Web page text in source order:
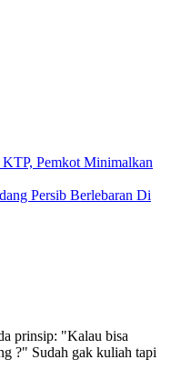
Pemkot Minimalkan
Persib Berlebaran Di
prinsip: "Kalau bisa
?" Sudah gak kuliah tapi